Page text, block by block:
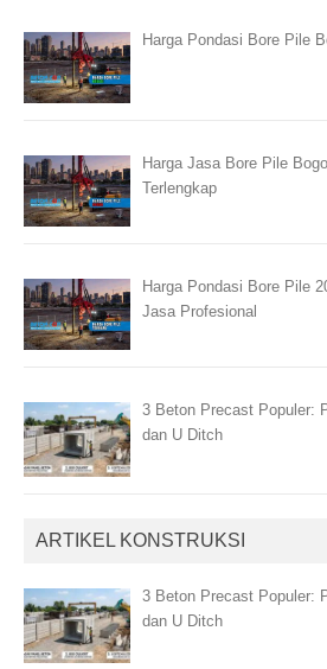
Harga Pondasi Bore Pile
Harga Jasa Bore Pile
Terlengkap
Harga Pondasi Bore Pile
Jasa Profesional
3 Beton Precast Populer:
dan U Ditch
ARTIKEL KONSTRUKSI
3 Beton Precast Populer:
dan U Ditch